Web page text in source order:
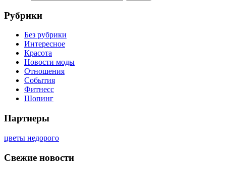
Рубрики
Без рубрики
Интересное
Красота
Новости моды
Отношения
События
Фитнесс
Шопинг
Партнеры
цветы недорого
Свежие новости